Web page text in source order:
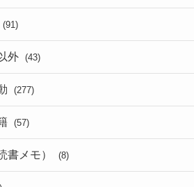
(91)
外 (43)
(277)
(57)
書メモ） (8)